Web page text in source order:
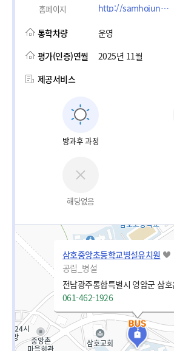
홈페이지 http://samhojungang.es.jne.kr/
통학차량
운영
평가(인증)연월
2025년 11월
제공서비스
방과후 과정
해당없음
삼호중앙초등학교병설유치원
공립_병설
061-462-1926